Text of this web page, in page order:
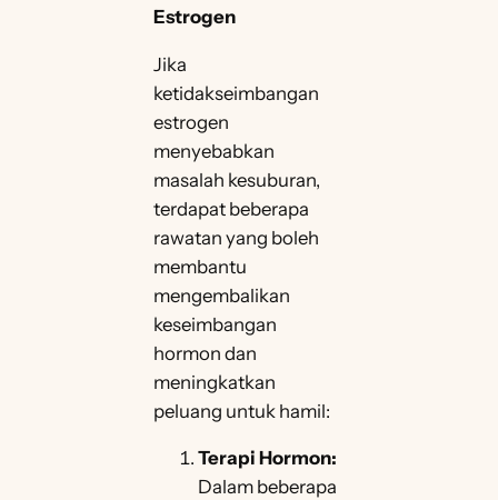
Estrogen
Jika
ketidakseimbangan
estrogen
menyebabkan
masalah kesuburan,
terdapat beberapa
rawatan yang boleh
membantu
mengembalikan
keseimbangan
hormon dan
meningkatkan
peluang untuk hamil:
Terapi Hormon:
Dalam beberapa